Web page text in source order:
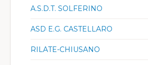
A.S.D.T. SOLFERINO
ASD E.G. CASTELLARO
RILATE-CHIUSANO